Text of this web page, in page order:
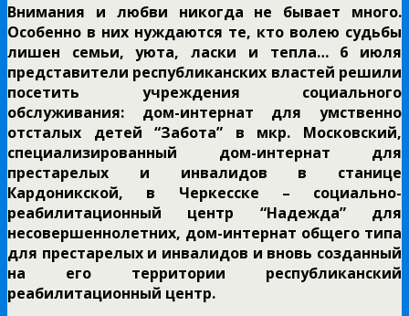
Внимания и любви никогда не бывает много.
Особенно в них нуждаются те, кто волею судьбы
лишен семьи, уюта, ласки и тепла… 6 июля
представители республиканских властей решили
посетить учреждения социального
обслуживания: дом-интернат для умственно
отсталых детей “Забота” в мкр. Московский,
специализированный дом-интернат для
престарелых и инвалидов в станице
Кардоникской, в Черкесске – социально-
реабилитационный центр “Надежда” для
несовершеннолетних, дом-интернат общего типа
для престарелых и инвалидов и вновь созданный
на его территории республиканский
реабилитационный центр.